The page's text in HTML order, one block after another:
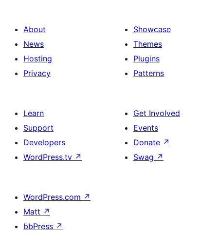
About
News
Hosting
Privacy
Showcase
Themes
Plugins
Patterns
Learn
Support
Developers
WordPress.tv ↗
Get Involved
Events
Donate ↗
Swag ↗
WordPress.com ↗
Matt ↗
bbPress ↗